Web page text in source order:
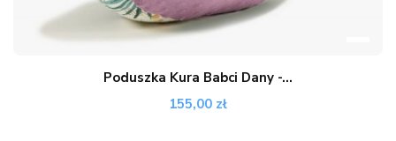
Poduszka Kura Babci Dany -...
155,00 zł